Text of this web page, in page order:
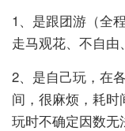
1、是跟团游（全
走马观花、不自由
2、是自己玩，在
间，很麻烦，耗
玩时不确定因数